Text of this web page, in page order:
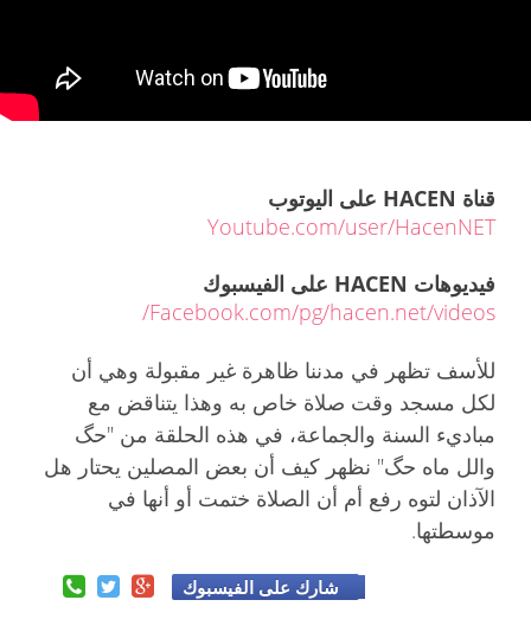
قناة HACEN على اليوتوب
Youtube.com/user/HacenNET
فيديوهات HACEN على الفيسبوك
Facebook.com/pg/hacen.net/videos/
للأسف تظهر في مدننا ظاهرة غير مقبولة وهي أن
لكل مسجد وقت صلاة خاص به وهذا يتناقض مع
مباديء السنة والجماعة، في هذه الحلقة من "حگ
والل ماه حگ" نظهر كيف أن بعض المصلين يحتار هل
الآذان لتوه رفع أم أن الصلاة ختمت أو أنها في
موسطتها.
شارك على الفيسبوك